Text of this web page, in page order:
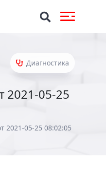
Диагностика
2021-05-25
2021-05-25 08:02:05